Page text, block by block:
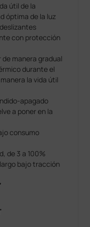
útil de la
óptima de la luz
con protección
manera gradual
durante el
la vida útil
apagado
a poner en la
consumo
de 3 a 100%
bajo tracción